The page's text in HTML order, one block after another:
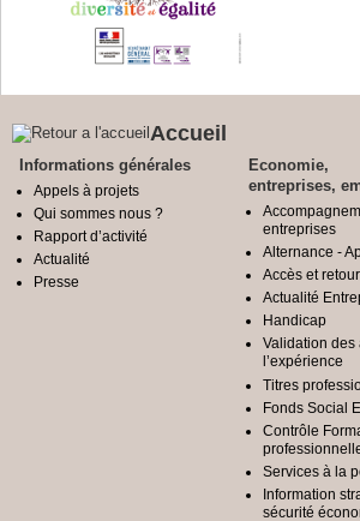
Accueil
Informations générales
Appels à projets
Qui sommes nous ?
Rapport d’activité
Actualité
Presse
Economie,
entreprises,
entreprises
Alternance -
Accès et
Actualité
Handicap
Validation des
l’expérience
Titres
Fonds Social
Contrôle
Services à la
Information
sécurité